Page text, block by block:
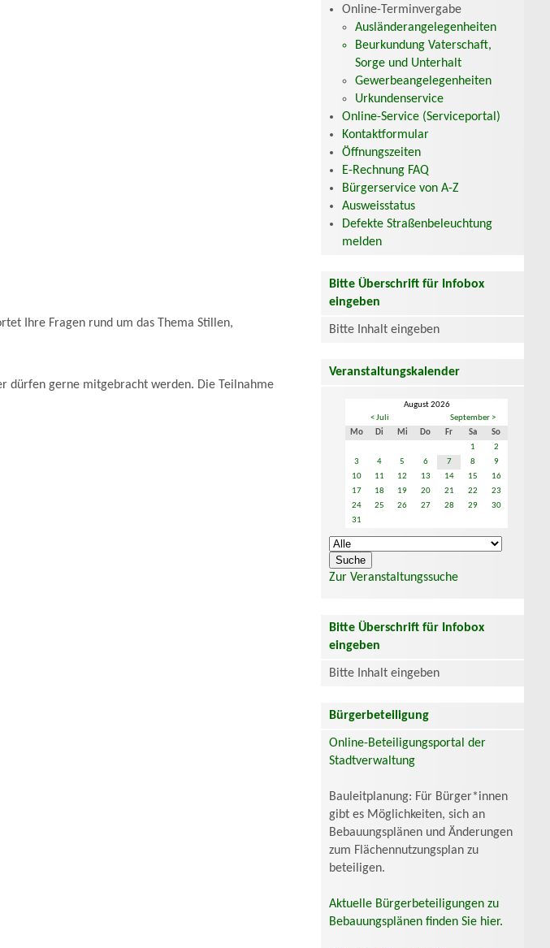
Ihre Fragen rund um das Thema Stillen,
dürfen gerne mitgebracht werden. Die Teilnahme
Online-Terminvergabe
Ausländerangelegenheiten
Beurkundung Vaterschaft,
Sorge und Unterhalt
Gewerbeangelegenheiten
Urkundenservice
Online-Service (Serviceportal)
Kontaktformular
Öffnungszeiten
E-Rechnung FAQ
Bürgerservice von A-Z
Ausweisstatus
Defekte Straßenbeleuchtung
melden
Bitte Überschrift für Infobox
eingeben
Bitte Inhalt eingeben
Veranstaltungskalender
August 2026
< Juli
September >
Mo
Di Mi Do Fr Sa
So
1
2
3
4 5 6 7 8
9
10
11 12 13 14 15
16
17
18 19 20 21 22
23
24
25 26 27 28 29
30
31
Zur Veranstaltungssuche
Bitte Überschrift für Infobox
eingeben
Bitte Inhalt eingeben
Bürgerbeteiligung
Online-Beteiligungsportal der
Stadtverwaltung
Bauleitplanung: Für Bürger*innen
gibt es Möglichkeiten, sich an
Bebauungsplänen und Änderungen
zum Flächennutzungsplan zu
beteiligen.
Aktuelle Bürgerbeteiligungen zu
Bebauungsplänen finden Sie hier.